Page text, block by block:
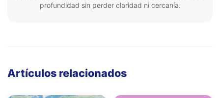
profundidad sin perder claridad ni cercanía.
Artículos relacionados